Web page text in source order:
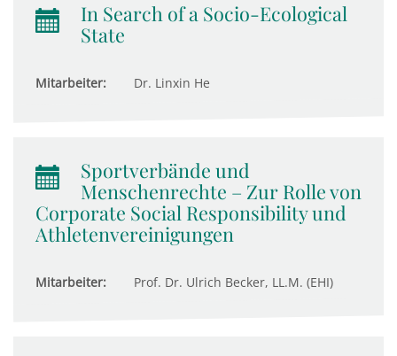
In Search of a Socio-Ecological
State
Mitarbeiter: Dr. Linxin He
Sportverbände und
Menschenrechte – Zur Rolle von
Corporate Social Responsibility und
Athletenvereinigungen
Mitarbeiter: Prof. Dr. Ulrich Becker, LL.M. (EHI)